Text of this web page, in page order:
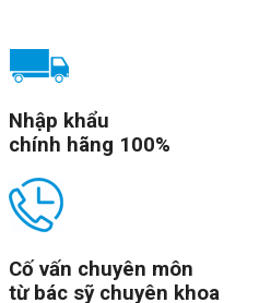
Nhập khẩu
chính hãng 100%
Cố vấn chuyên môn
từ bác sỹ chuyên khoa